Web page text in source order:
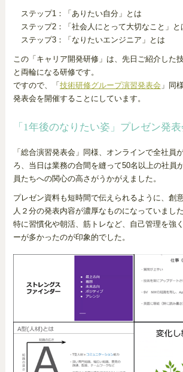
ステップ1：「ありたい自分」とは
ステップ2：「社会人にとって大切なこと」と
ステップ3：「なりたいエンジニア」とは
この「キャリア開発研修」は、先日ご紹介した
と両輪になる研修です。
ですので、「 技術研修グループ演習発表会 」同
発表会を開催することにしています。
「1年後のなりたい姿」プレゼン発表
「総合演習発表会」同様、オンラインで全社員
ろ、当日は業務の合間を縫って50名以上の社員
員たちへの関心の高さがうかがえました。
プレゼン資料も短時間で伝えられるように、創
人２分の発表内容が濃厚なものになっていました
特に習慣化や朝活、筋トレなど、自己管理を強
ーが多かったのが印象的でした。